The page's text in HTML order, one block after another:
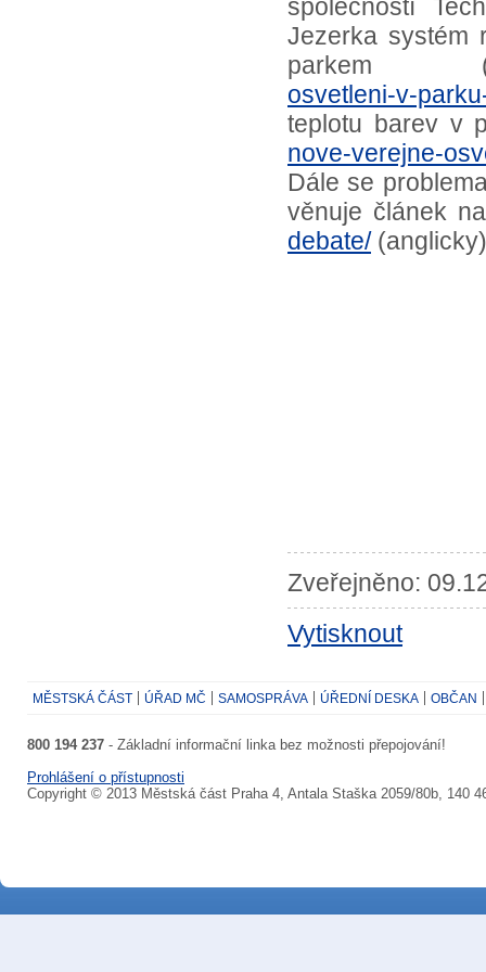
společností
Jezerka systém
parkem
osvetleni-v-
teplotu barev v
nove-verejne-
Dále se
věnuje článek
debate/
Zveřejněno:
Vytisknout
MĚSTSKÁ ČÁST ÚŘAD MČ SAMOSPRÁVA ÚŘEDNÍ DESKA OBČAN
800 194 237 - Základní informační linka bez možnosti přepojování!
Prohlášení o přístupnosti
Copyright © 2013 Městská část Praha 4, Antala Staška 2059/80b, 140